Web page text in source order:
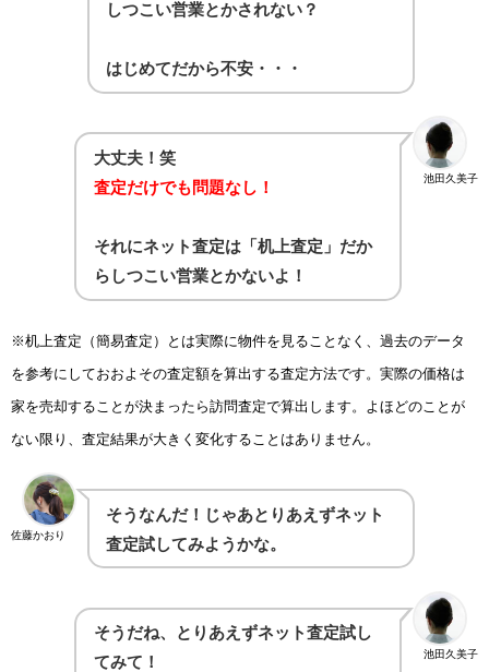
しつこい営業とかされない？
はじめてだから不安・・・
池田久美子
大丈夫！笑
査定だけでも問題なし！
それにネット査定は「机上査定」だか
らしつこい営業とかないよ！
※机上査定（簡易査定）とは実際に物件を見ることなく、過去のデータ
を参考にしておおよその査定額を算出する査定方法です。実際の価格は
家を売却することが決まったら訪問査定で算出します。よほどのことが
ない限り、査定結果が大きく変化することはありません。
佐藤かおり
そうなんだ！じゃあとりあえずネット
査定試してみようかな。
池田久美子
そうだね、とりあえずネット査定試し
てみて！